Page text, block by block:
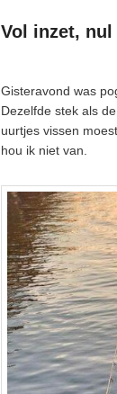
Vol inzet,
Gisteravond was
Dezelfde stek als
uurtjes vissen
hou ik niet van.